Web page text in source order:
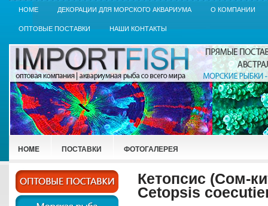
HOME ДЕКОРАЦИИ ДЛЯ МОРСКОГО АКВАРИУМА О КОМПАНИИ
ОПТОВЫЕ ПОСТАВКИ НАШИ КОНТАКТЫ
HOME ПОСТАВКИ ФОТОГАЛЕРЕЯ
Кетопсис (Сом-
Cetopsis